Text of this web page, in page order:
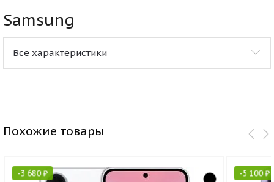
Samsung
Все характеристики
Похожие товары
-3 680₽ -5 100₽